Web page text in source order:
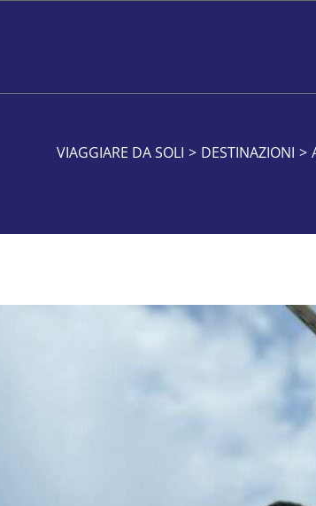
VIAGGIARE DA SOLI > DESTINAZIONI >